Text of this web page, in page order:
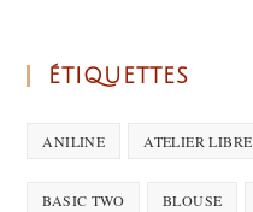
ÉTIQUETTES
ANILINE ATELIER LIBRE
BASIC TWO BLOUSE